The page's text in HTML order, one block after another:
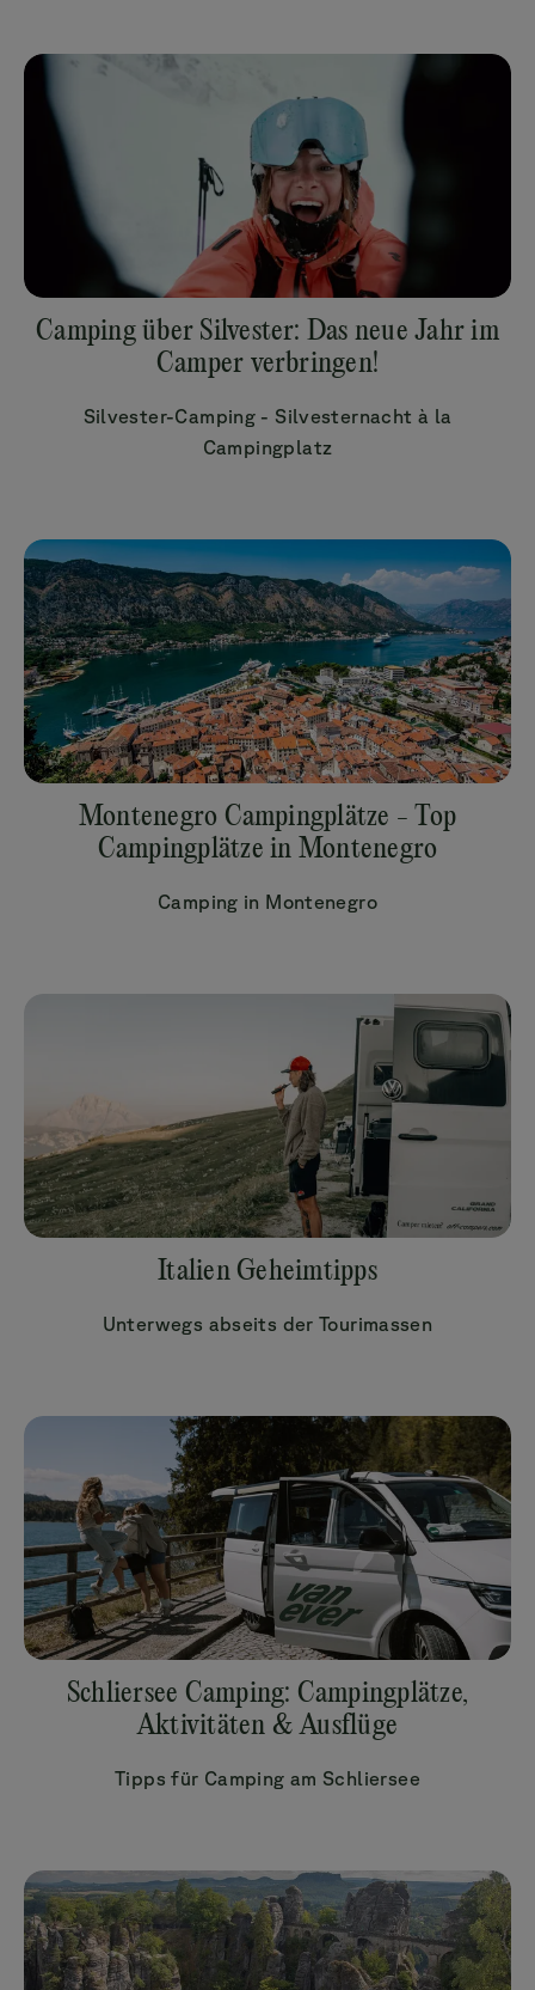
Camping über Silvester: Das neue Jahr im
Camper verbringen!
Silvester-Camping - Silvesternacht à la
Campingplatz
Montenegro Campingplätze - Top
Campingplätze in Montenegro
Camping in Montenegro
Italien Geheimtipps
Unterwegs abseits der Tourimassen
Schliersee Camping: Campingplätze,
Aktivitäten & Ausflüge
Tipps für Camping am Schliersee